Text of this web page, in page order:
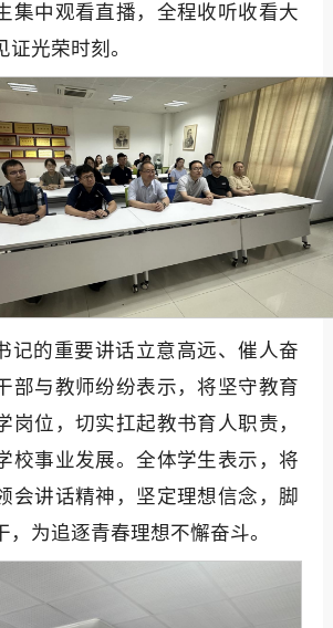
集中观看直播，全程收听收看大
光荣时刻。
记的重要讲话立意高远、催人奋
部与教师纷纷表示，将坚守教育
岗位，切实扛起教书育人职责，
校事业发展。全体学生表示，将
会讲话精神，坚定理想信念，脚
，为追逐青春理想不懈奋斗。